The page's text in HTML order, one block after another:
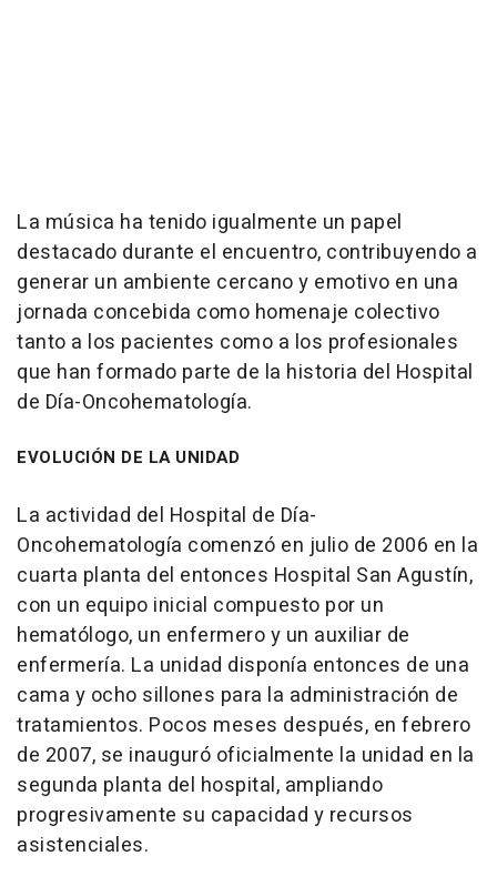
La música ha tenido igualmente un papel
destacado durante el encuentro, contribuyendo a
generar un ambiente cercano y emotivo en una
jornada concebida como homenaje colectivo
tanto a los pacientes como a los profesionales
que han formado parte de la historia del Hospital
de Día-Oncohematología.
EVOLUCIÓN DE LA UNIDAD
La actividad del Hospital de Día-
Oncohematología comenzó en julio de 2006 en la
cuarta planta del entonces Hospital San Agustín,
con un equipo inicial compuesto por un
hematólogo, un enfermero y un auxiliar de
enfermería. La unidad disponía entonces de una
cama y ocho sillones para la administración de
tratamientos. Pocos meses después, en febrero
de 2007, se inauguró oficialmente la unidad en la
segunda planta del hospital, ampliando
progresivamente su capacidad y recursos
asistenciales.